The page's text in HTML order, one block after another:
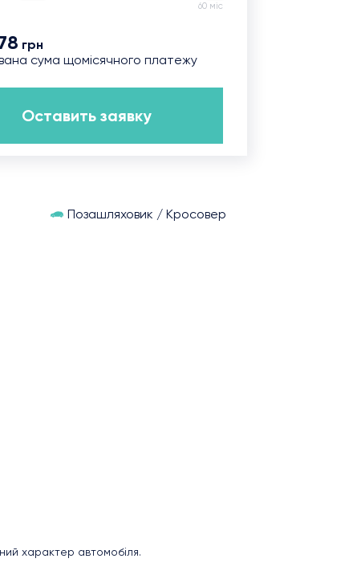
60 міс
грн
сума щомісячного платежу
Оставить заявку
Позашляховик / Кросовер
характер автомобіля.